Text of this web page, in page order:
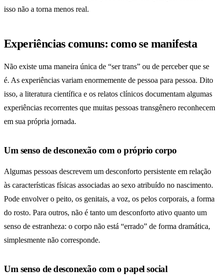
isso não a torna menos real.
Experiências comuns: como se manifesta
Não existe uma maneira única de “ser trans” ou de perceber que se
é. As experiências variam enormemente de pessoa para pessoa. Dito
isso, a literatura científica e os relatos clínicos documentam algumas
experiências recorrentes que muitas pessoas transgênero reconhecem
em sua própria jornada.
Um senso de desconexão com o próprio corpo
Algumas pessoas descrevem um desconforto persistente em relação
às características físicas associadas ao sexo atribuído no nascimento.
Pode envolver o peito, os genitais, a voz, os pelos corporais, a forma
do rosto. Para outros, não é tanto um desconforto ativo quanto um
senso de estranheza: o corpo não está “errado” de forma dramática,
simplesmente não corresponde.
Um senso de desconexão com o papel social